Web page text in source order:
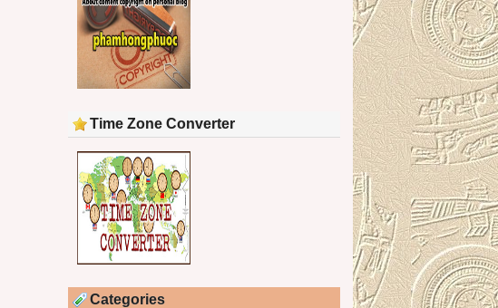
Time Zone Converter
Categories